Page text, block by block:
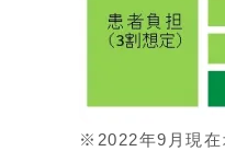
※2022年9月現在